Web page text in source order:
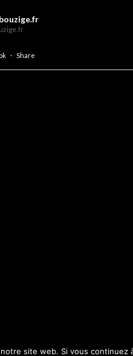
· Share
site web. Si vous